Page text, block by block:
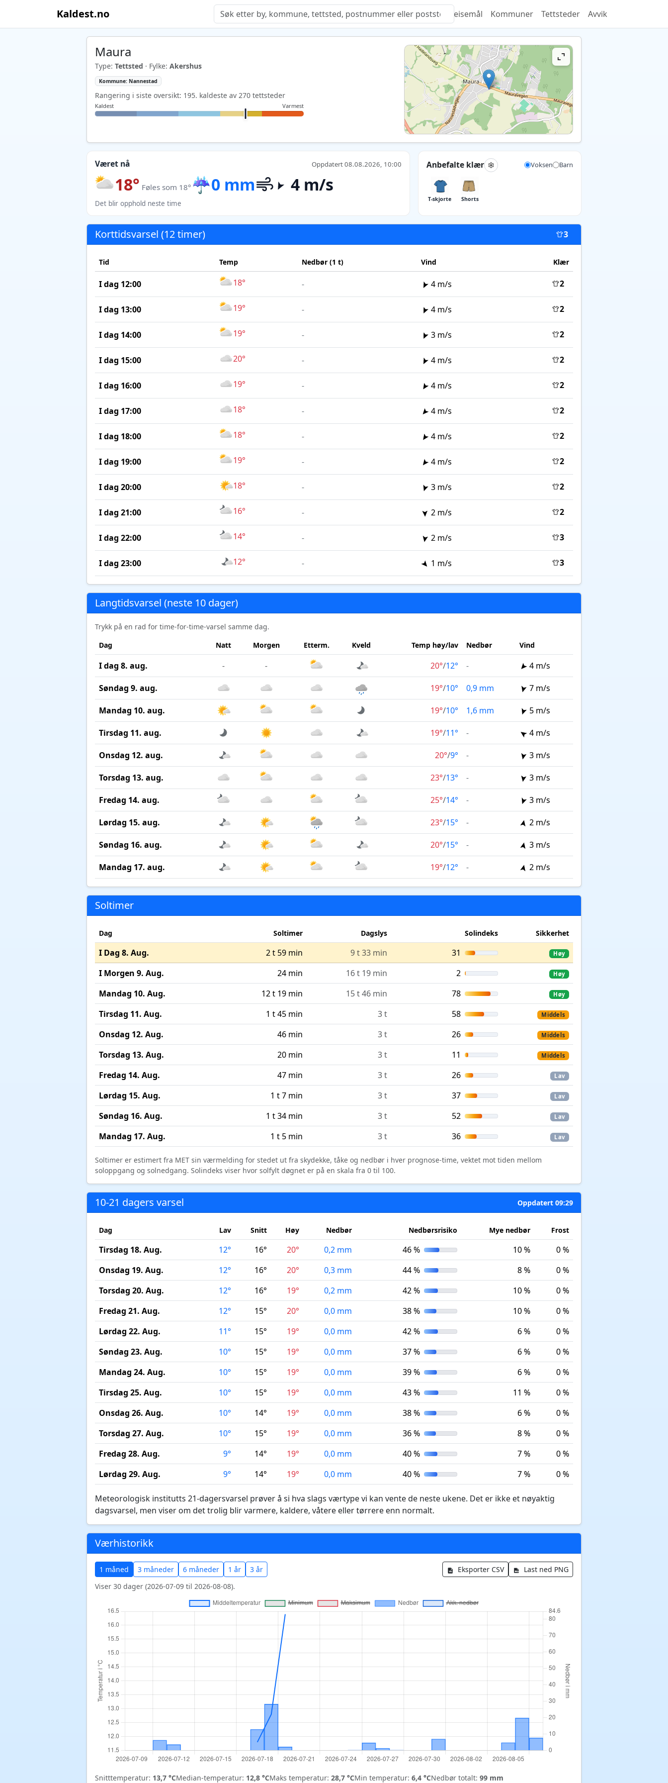
Kaldest.no Quiz Reisemål Kommuner Tettsteder Avvik
Maura
Type: Tettsted · Fylke: Akershus
Kommune: Nannestad
Rangering i siste oversikt: 195. kaldeste av 270 tettsteder
Kaldest Varmest
Været nå Oppdatert 08.08.2026, 10:00
18° Føles som 18° ☔0 mm 4 m/s
Det blir opphold neste time
Anbefalte klær Voksen Barn
T-skjorte Shorts
Korttidsvarsel (12 timer) 3
Tid Temp Nedbør (1 t) Vind Klær
I dag 12:00 18° - 4 m/s 2
I dag 13:00 19° - 4 m/s 2
I dag 14:00 19° - 3 m/s 2
I dag 15:00 20° - 4 m/s 2
I dag 16:00 19° - 4 m/s 2
I dag 17:00 18° - 4 m/s 2
I dag 18:00 18° - 4 m/s 2
I dag 19:00 19° - 4 m/s 2
I dag 20:00 18° - 3 m/s 2
I dag 21:00 16° - 2 m/s 2
I dag 22:00 14° - 2 m/s 3
I dag 23:00 12° - 1 m/s 3
Langtidsvarsel (neste 10 dager)
Trykk på en rad for time-for-time-varsel samme dag.
Dag
Natt Morgen Etterm. Kveld Temp høy/lav Nedbør Vind
I dag 8. aug. - - 20°/12° - 4 m/s
Søndag 9. aug. 19°/10° 0,9 mm 7 m/s
Mandag 10. aug. 19°/10° 1,6 mm 5 m/s
Tirsdag 11. aug. 19°/11° - 4 m/s
Onsdag 12. aug. 20°/9° - 3 m/s
Torsdag 13. aug. 23°/13° - 3 m/s
Fredag 14. aug. 25°/14° - 3 m/s
Lørdag 15. aug. 23°/15° - 2 m/s
Søndag 16. aug. 20°/15° - 3 m/s
Mandag 17. aug. 19°/12° - 2 m/s
Soltimer
Dag Soltimer Dagslys Solindeks Sikkerhet
I Dag 8. Aug. 2 t 59 min 9 t 33 min 31 Høy
I Morgen 9. Aug. 24 min 16 t 19 min 2 Høy
Mandag 10. Aug. 12 t 19 min 15 t 46 min 78 Høy
Tirsdag 11. Aug. 1 t 45 min 3 t 58 Middels
Onsdag 12. Aug. 46 min 3 t 26 Middels
Torsdag 13. Aug. 20 min 3 t 11 Middels
Fredag 14. Aug. 47 min 3 t 26 Lav
Lørdag 15. Aug. 1 t 7 min 3 t 37 Lav
Søndag 16. Aug. 1 t 34 min 3 t 52 Lav
Mandag 17. Aug. 1 t 5 min 3 t 36 Lav
Soltimer er estimert fra MET sin værmelding for stedet ut fra skydekke, tåke og nedbør i hver prognose-time, vektet mot tiden mellom
soloppgang og solnedgang. Solindeks viser hvor solfylt døgnet er på en skala fra 0 til 100.
10-21 dagers varsel Oppdatert 09:29
Dag Lav Snitt Høy Nedbør Nedbørsrisiko Mye nedbør Frost
Tirsdag 18. Aug. 12° 16° 20° 0,2 mm 46 % 10 %
0 %
Onsdag 19. Aug.
12° 16° 20° 0,3 mm 44 % 8 %
0 %
Torsdag 20. Aug.
12° 16° 19° 0,2 mm 42 % 10 %
0 %
Fredag 21. Aug.
12° 15° 20° 0,0 mm 38 % 10 %
0 %
Lørdag 22. Aug.
11° 15° 19° 0,0 mm 42 % 6 %
0 %
Søndag 23. Aug.
10° 15° 19° 0,0 mm 37 % 6 %
0 %
Mandag 24. Aug.
10° 15° 19° 0,0 mm 39 % 6 %
0 %
Tirsdag 25. Aug.
10° 15° 19° 0,0 mm 43 % 11 %
0 %
Onsdag 26. Aug.
10° 14° 19° 0,0 mm 38 % 6 %
0 %
Torsdag 27. Aug.
10° 15° 19° 0,0 mm 36 % 8 %
0 %
Fredag 28. Aug.
9° 14° 19° 0,0 mm 40 % 7 %
0 %
Lørdag 29. Aug.
9° 14° 19° 0,0 mm 40 % 7 % 0 %
Meteorologisk institutts 21-dagersvarsel prøver å si hva slags værtype vi kan vente de neste ukene. Det er ikke et nøyaktig
dagsvarsel, men viser om det trolig blir varmere, kaldere, våtere eller tørrere enn normalt.
Værhistorikk
1 måned 3 måneder 6 måneder 1 år 3 år Eksporter CSV
Last ned PNG
Viser 30 dager (2026-07-09 til 2026-08-08).
Snitttemperatur: 13,7 °CMedian-temperatur: 12,8 °CMaks temperatur: 28,7 °CMin temperatur: 6,4 °CNedbør totalt: 99 mm